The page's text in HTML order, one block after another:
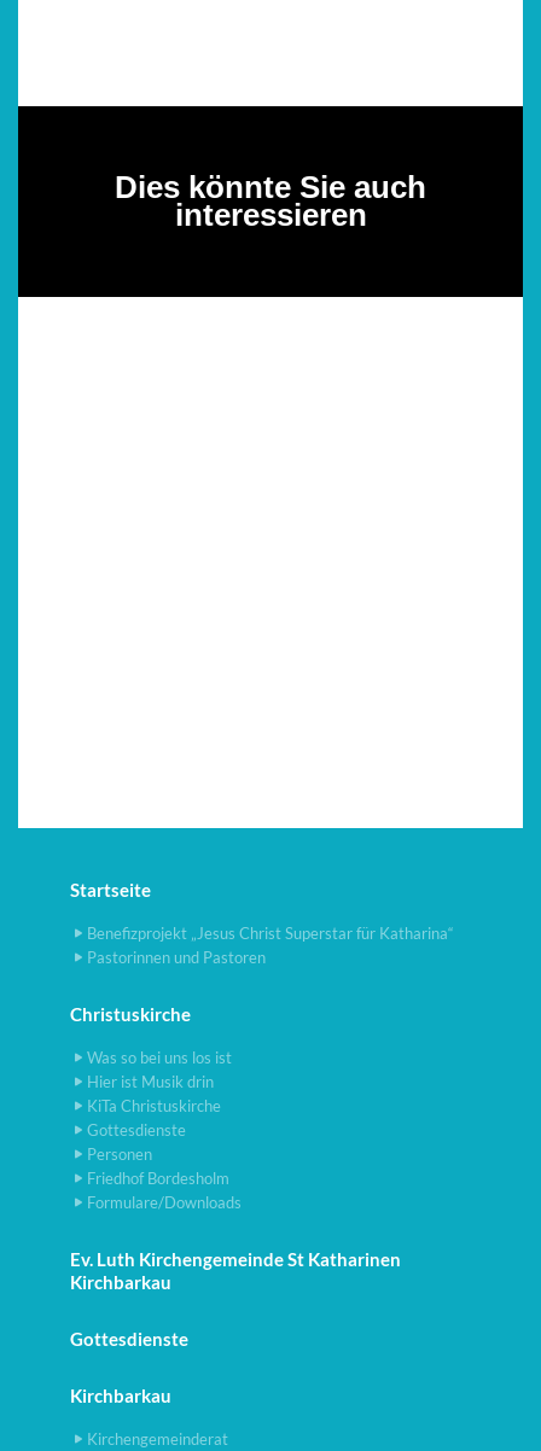
Dies könnte Sie auch
interessieren
Startseite
Benefizprojekt „Jesus Christ Superstar für Katharina“
Pastorinnen und Pastoren
Christuskirche
Was so bei uns los ist
Hier ist Musik drin
KiTa Christuskirche
Gottesdienste
Personen
Friedhof Bordesholm
Formulare/Downloads
Ev. Luth Kirchengemeinde St Katharinen
Kirchbarkau
Gottesdienste
Kirchbarkau
Kirchengemeinderat